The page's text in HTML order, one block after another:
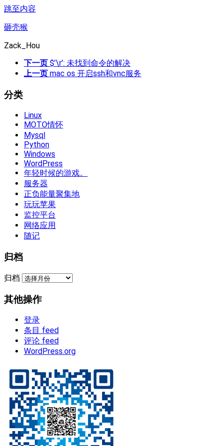
跳至内容
砸壳猴
Zack_Hou
下一页 $’\r’: 未找到命令的解决
上一页 mac os 开启ssh和vnc服务
分类
Linux
MOTO情怀
Mysql
Python
Windows
WordPress
年轻时候的游戏。
服务器
正负能量聚集地
玩玩苹果
监控平台
网络应用
随记
归档
归档
其他操作
登录
条目 feed
评论 feed
WordPress.org